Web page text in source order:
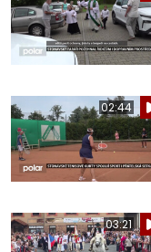
02:44
03:21